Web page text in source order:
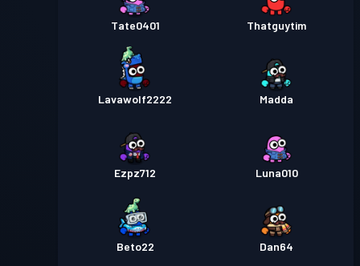
Tate0401 Thatguytim
Lavawolf2222 Madda
Ezpz712 Luna010
Beto22 Dan64